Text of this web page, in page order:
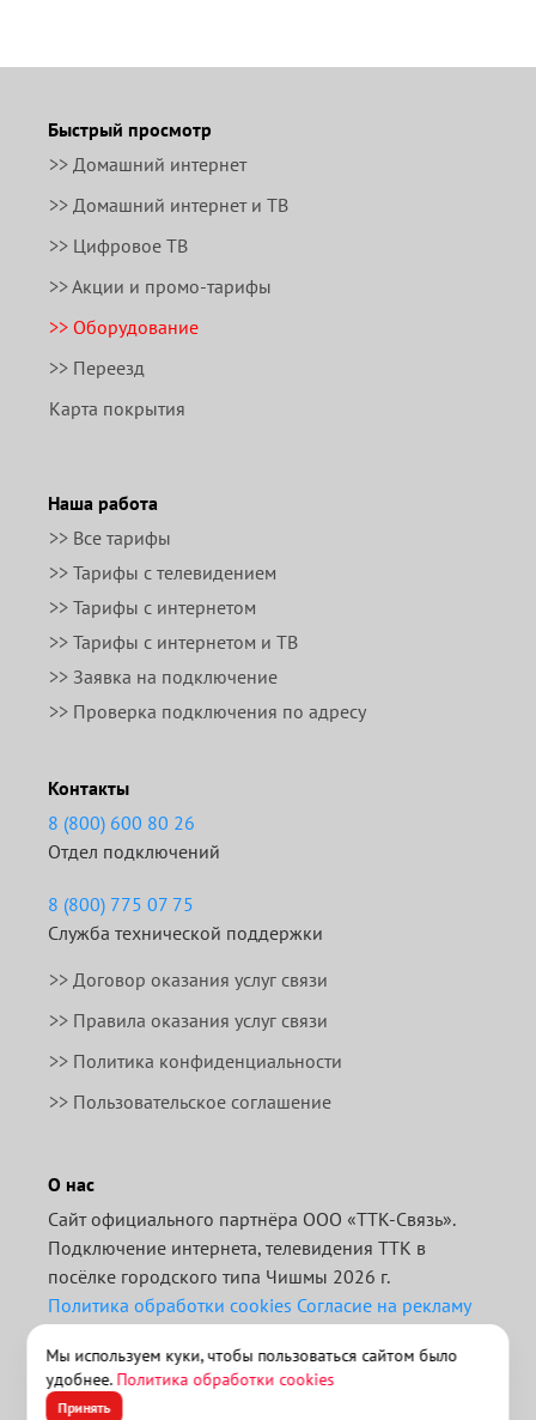
Быстрый просмотр
>> Домашний интернет
>> Домашний интернет и ТВ
>> Цифровое ТВ
>> Акции и промо-тарифы
>> Оборудование
>> Переезд
Карта покрытия
Наша работа
>> Все тарифы
>> Тарифы с телевидением
>> Тарифы с интернетом
>> Тарифы с интернетом и ТВ
>> Заявка на подключение
>> Проверка подключения по адресу
Контакты
8 (800) 600 80 26
Отдел подключений
8 (800) 775 07 75
Служба технической поддержки
>> Договор оказания услуг связи
>> Правила оказания услуг связи
>> Политика конфиденциальности
>> Пользовательское соглашение
О нас
Сайт официального партнёра ООО «ТТК-Связь».
Подключение интернета, телевидения ТТК в
посёлке городского типа Чишмы 2026 г.
Политика обработки cookies Согласие на рекламу
рассылок от данного ресурса можно настранице
>> ТТК для бизнеса
Мы используем куки, чтобы пользоваться сайтом было
удобнее. Политика обработки cookies
Принять